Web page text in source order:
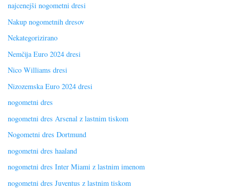
najcenejši nogometni dresi
Nakup nogometnih dresov
Nekategorizirano
Nemčija Euro 2024 dresi
Nico Williams dresi
Nizozemska Euro 2024 dresi
nogometni dres
nogometni dres Arsenal z lastnim tiskom
Nogometni dres Dortmund
nogometni dres haaland
nogometni dres Inter Miami z lastnim imenom
nogometni dres Juventus z lastnim tiskom